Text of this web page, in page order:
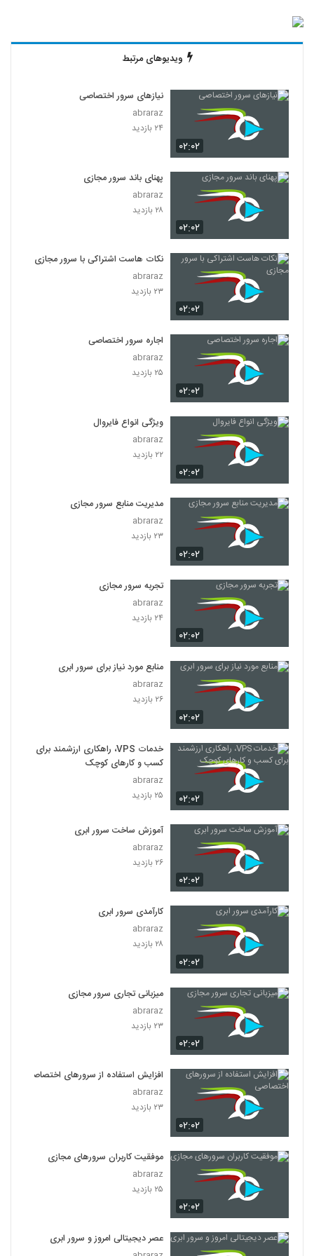
ویدیوهای مرتبط
۰۲:۰۲
نیازهای سرور اختصاصی
abraraz
۲۴ بازدید
۰۲:۰۲
پهنای باند سرور مجازی
abraraz
۲۸ بازدید
۰۲:۰۲
نکات هاست اشتراکی با سرور مجازی
abraraz
۲۳ بازدید
۰۲:۰۲
اجاره سرور اختصاصی
abraraz
۲۵ بازدید
۰۲:۰۲
ویژگی انواع فایروال
abraraz
۲۲ بازدید
۰۲:۰۲
مدیریت منابع سرور مجازی
abraraz
۲۳ بازدید
۰۲:۰۲
تجربه سرور مجازی
abraraz
۲۴ بازدید
۰۲:۰۲
منابع مورد نیاز برای سرور ابری
abraraz
۲۶ بازدید
۰۲:۰۲
خدمات VPS، راهکاری ارزشمند برای
کسب و کارهای کوچک
abraraz
۲۵ بازدید
۰۲:۰۲
آموزش ساخت سرور ابری
abraraz
۲۶ بازدید
۰۲:۰۲
کارآمدی سرور ابری
abraraz
۲۸ بازدید
۰۲:۰۲
میزبانی تجاری سرور مجازی
abraraz
۲۳ بازدید
۰۲:۰۲
افزایش استفاده از سرورهای اختصاصی
abraraz
۲۳ بازدید
۰۲:۰۲
موفقیت کاربران سرورهای مجازی
abraraz
۲۵ بازدید
عصر دیجیتالی امروز و سرور ابری